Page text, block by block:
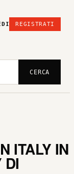
REGISTRATI
CERCA
ITALY IN
DI